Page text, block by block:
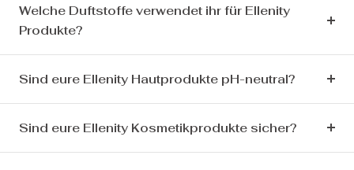
Welche Duftstoffe verwendet ihr für Ellenity
Produkte?
Sind eure Ellenity Hautprodukte pH-neutral?
Sind eure Ellenity Kosmetikprodukte sicher?